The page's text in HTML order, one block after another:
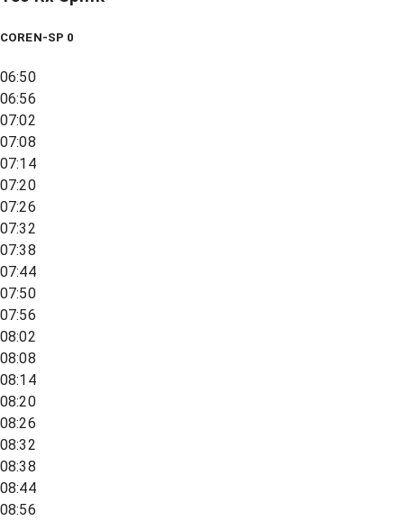
COREN-SP 0
06:50
06:56
07:02
07:08
07:14
07:20
07:26
07:32
07:38
07:44
07:50
07:56
08:02
08:08
08:14
08:20
08:26
08:32
08:38
08:44
08:56